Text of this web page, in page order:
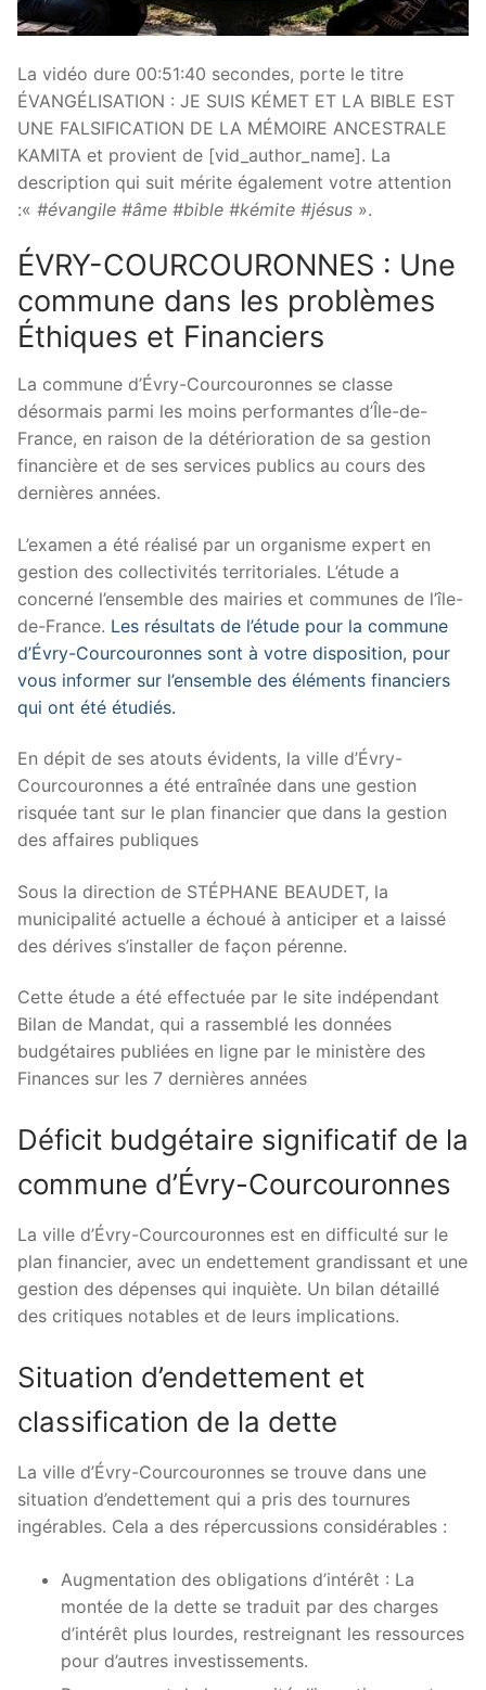
La vidéo dure 00:51:40 secondes, porte le titre
ÉVANGÉLISATION : JE SUIS KÉMET ET LA BIBLE EST
UNE FALSIFICATION DE LA MÉMOIRE ANCESTRALE
KAMITA et provient de [vid_author_name]. La
description qui suit mérite également votre attention
:« #évangile #âme #bible #kémite #jésus ».
ÉVRY-COURCOURONNES : Une
commune dans les problèmes
Éthiques et Financiers
La commune d’Évry-Courcouronnes se classe
désormais parmi les moins performantes d’Île-de-
France, en raison de la détérioration de sa gestion
financière et de ses services publics au cours des
dernières années.
L’examen a été réalisé par un organisme expert en
gestion des collectivités territoriales. L’étude a
concerné l’ensemble des mairies et communes de l’île-
de-France. Les résultats de l’étude pour la commune
d’Évry-Courcouronnes sont à votre disposition, pour
vous informer sur l’ensemble des éléments financiers
qui ont été étudiés.
En dépit de ses atouts évidents, la ville d’Évry-
Courcouronnes a été entraînée dans une gestion
risquée tant sur le plan financier que dans la gestion
des affaires publiques
Sous la direction de STÉPHANE BEAUDET, la
municipalité actuelle a échoué à anticiper et a laissé
des dérives s’installer de façon pérenne.
Cette étude a été effectuée par le site indépendant
Bilan de Mandat, qui a rassemblé les données
budgétaires publiées en ligne par le ministère des
Finances sur les 7 dernières années
Déficit budgétaire significatif de la
commune d’Évry-Courcouronnes
La ville d’Évry-Courcouronnes est en difficulté sur le
plan financier, avec un endettement grandissant et une
gestion des dépenses qui inquiète. Un bilan détaillé
des critiques notables et de leurs implications.
Situation d’endettement et
classification de la dette
La ville d’Évry-Courcouronnes se trouve dans une
situation d’endettement qui a pris des tournures
ingérables. Cela a des répercussions considérables :
Augmentation des obligations d’intérêt : La
montée de la dette se traduit par des charges
d’intérêt plus lourdes, restreignant les ressources
pour d’autres investissements.